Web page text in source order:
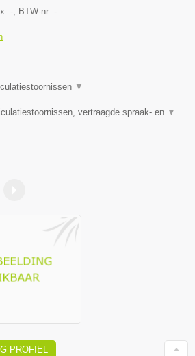
-, BTW-nr: -
▼
vertraagde spraak- en ▼
PROFIEL